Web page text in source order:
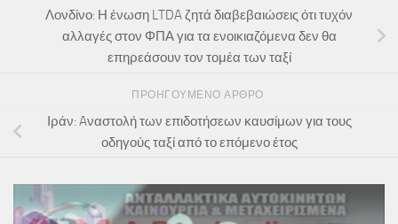
Λονδίνο: Η ένωση LTDA ζητά διαβεβαιώσεις ότι τυχόν
αλλαγές στον ΦΠΑ για τα ενοικιαζόμενα δεν θα
επηρεάσουν τον τομέα των ταξί
ΠΡΟΗΓΟΎΜΕΝΟ ΆΡΘΡΟ
Ιράν: Aναστολή των επιδοτήσεων καυσίμων για τους
οδηγούς ταξί από το επόμενο έτος